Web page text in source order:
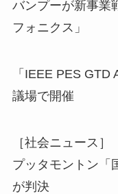
バンプーが新事業
フォニクス」
「IEEE PES
議場で開催
［社会ニュース］
プッタモントン「
が判決